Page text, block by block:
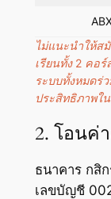
ไม่แนะนำให้ส
เรียนทั้ง 2 คอ
ระบบทั้งหมดร่
ประสิทธิภาพใ
2. โอนค่
ธนาคาร กสิ
เลขบัญชี